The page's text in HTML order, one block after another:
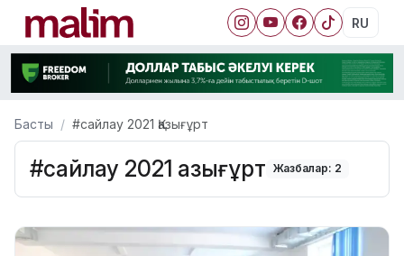
RU
Басты #сайлау 2021 Қазығұрт
#сайлау 2021 Қазығұрт Жазбалар: 2